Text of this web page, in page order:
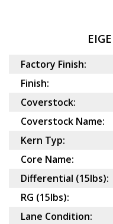
Factory Finish:
Finish:
Coverstock:
Coverstock Name:
Kern Typ:
Core Name:
Differential (15lbs):
RG (15lbs):
Lane Condition: